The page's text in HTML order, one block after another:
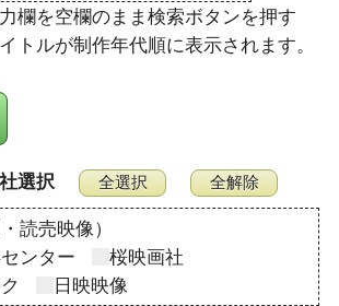
欄を空欄のまま検索ボタンを押す
トルが制作年代順に表示されます。
社選択
読売映像）
ンター
桜映画社
日映映像